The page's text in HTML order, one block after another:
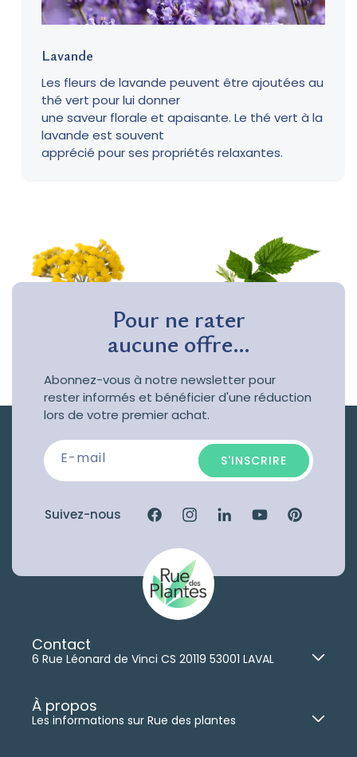
Lavande
Les fleurs de lavande peuvent être ajoutées au
thé vert pour lui donner
une saveur florale et apaisante. Le thé vert à la
lavande est souvent
apprécié pour ses propriétés relaxantes.
Pour ne rater
aucune offre…
Abonnez-vous à notre newsletter pour
rester informés et bénéficier d'une réduction
lors de votre premier achat.
E-mail S'INSCRIRE
Suivez-nous FacebookInstagramLinkedinYouTubePinterest
Contact
6 Rue Léonard de Vinci CS 20119 53001 LAVAL
Lundi au Jeudi :
À propos
Les informations sur Rue des plantes